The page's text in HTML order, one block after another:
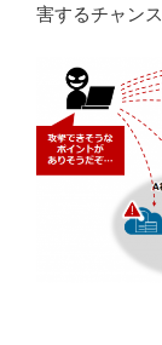
害するチャン